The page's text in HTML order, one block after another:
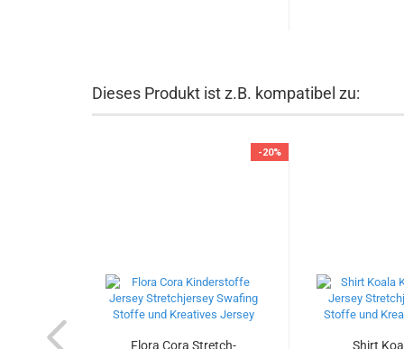
Dieses Produkt ist z.B. kompatibel zu:
-20%
Flora Cora Stretch-
Shirt